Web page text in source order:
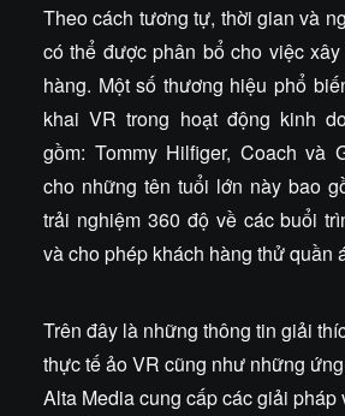
Theo cách tương tự, thời gian và
có thể được phân bổ cho việc
hàng. Một số thương hiệu phổ
khai VR trong hoạt động kinh
gồm: Tommy Hilfiger, Coach và
cho những tên tuổi lớn này bao
trải nghiệm 360 độ về các buổi
và cho phép khách hàng thử quần
Trên đây là những thông tin giải
thực tế ảo VR cũng như những
Alta Media cung cấp các giải pháp